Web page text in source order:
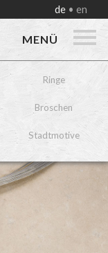
de en
MENÜ
Ringe
Broschen
Stadtmotive